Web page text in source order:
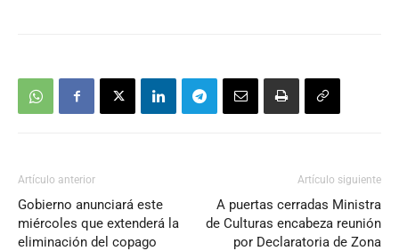
Artículo anterior
Gobierno anunciará este
miércoles que extenderá la
eliminación del copago
Artículo siguiente
A puertas cerradas Ministra
de Culturas encabeza reunión
por Declaratoria de Zona